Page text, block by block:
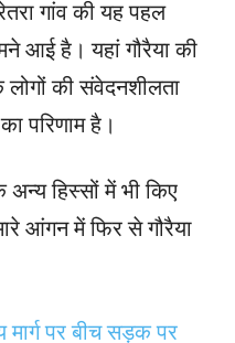
गांव की यह पहल
आई है। यहां गौरैया की
लोगों की संवेदनशीलता
परिणाम है।
हिस्सों में भी किए
आंगन में फिर से गौरैया
पर बीच सड़क पर